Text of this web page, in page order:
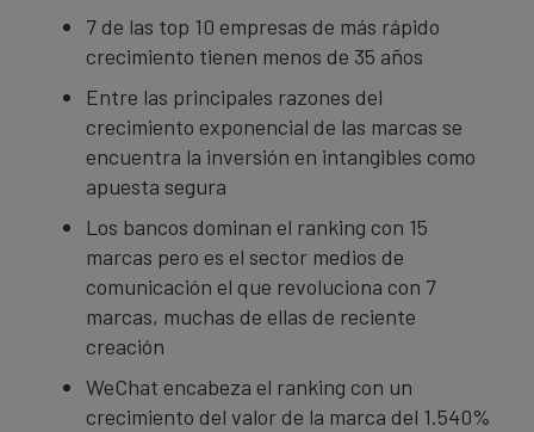
7 de las top 10 empresas de más rápido
crecimiento tienen menos de 35 años
Entre las principales razones del
crecimiento exponencial de las marcas se
encuentra la inversión en intangibles como
apuesta segura
Los bancos dominan el ranking con 15
marcas pero es el sector medios de
comunicación el que revoluciona con 7
marcas, muchas de ellas de reciente
creación
WeChat encabeza el ranking con un
crecimiento del valor de la marca del 1.540%